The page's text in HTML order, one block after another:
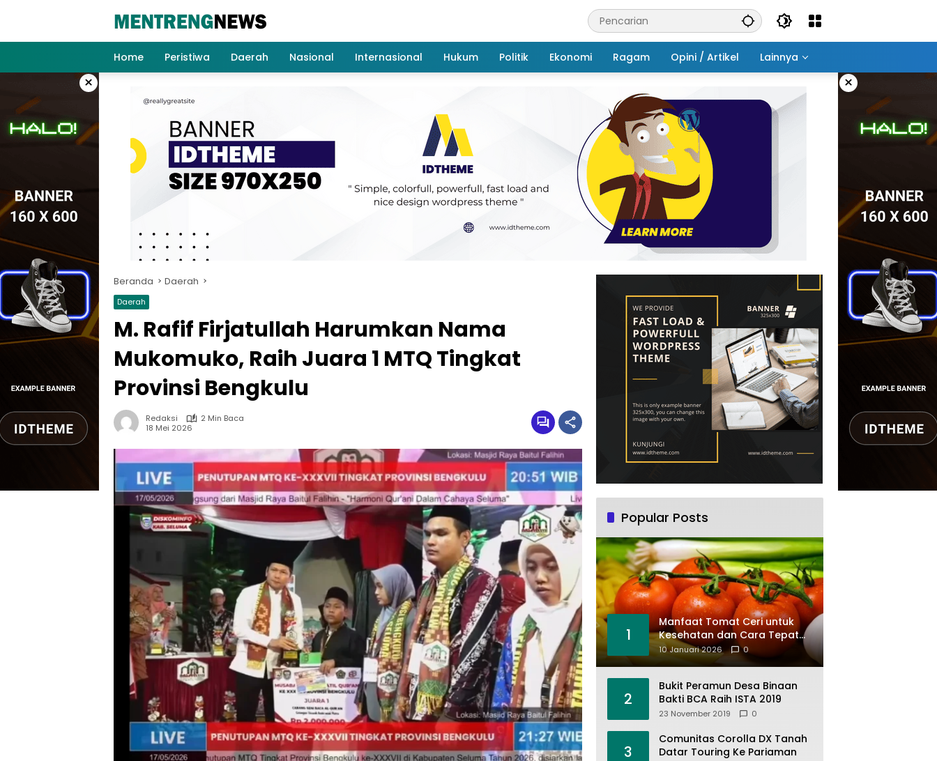
Home
Peristiwa Daerah Nasional Internasional Hukum Politik Ekonomi Ragam Opini / Artikel Lainnya
× ×
Beranda Daerah
Daerah
M. Rafif Firjatullah Harumkan Nama
Mukomuko, Raih Juara 1 MTQ Tingkat
Provinsi Bengkulu
Redaksi
2 Min Baca
18 Mei 2026
Popular Posts
1
Manfaat Tomat Ceri untuk
Kesehatan dan Cara Tepat
Mengonsumsinya
10 Januari 2026 0
2
Bukit Peramun Desa Binaan
Bakti BCA Raih ISTA 2019
23 November 2019 0
3
Comunitas Corolla DX Tanah
Datar Touring Ke Pariaman